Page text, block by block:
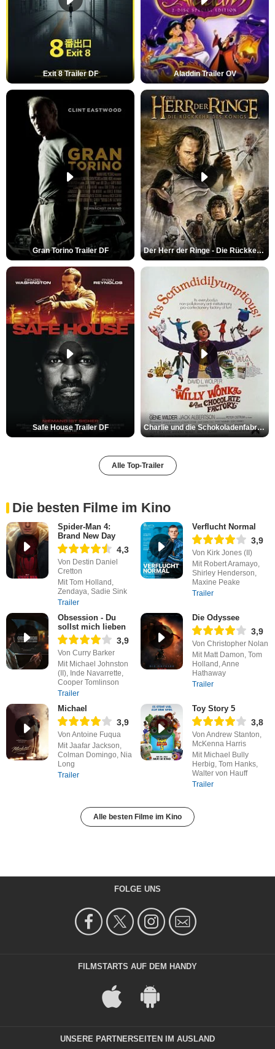
Exit 8 Trailer DF Aladdin Trailer OV
Gran Torino Trailer DF Der Herr der Ringe - Die Rückkehr des Königs Trailer OV
Safe House Trailer DF Charlie und die Schokoladenfabrik Trailer OV
Alle Top-Trailer
Die besten Filme im Kino
Spider-Man 4:
Brand New Day
4,3
Von Destin Daniel
Cretton
Mit Tom Holland,
Zendaya, Sadie Sink
Trailer
Verflucht Normal
3,9
Von Kirk Jones (II)
Mit Robert Aramayo,
Shirley Henderson,
Maxine Peake
Trailer
Obsession - Du
sollst mich lieben
3,9
Von Curry Barker
Mit Michael Johnston
(II), Inde Navarrette,
Cooper Tomlinson
Trailer
Die Odyssee
3,9
Von Christopher Nolan
Mit Matt Damon, Tom
Holland, Anne
Hathaway
Trailer
Michael
3,9
Von Antoine Fuqua
Mit Jaafar Jackson,
Colman Domingo, Nia
Long
Trailer
Toy Story 5
3,8
Von Andrew Stanton,
McKenna Harris
Mit Michael Bully
Herbig, Tom Hanks,
Walter von Hauff
Trailer
Alle besten Filme im Kino
FOLGE UNS
FILMSTARTS AUF DEM HANDY
UNSERE PARTNERSEITEN IM AUSLAND